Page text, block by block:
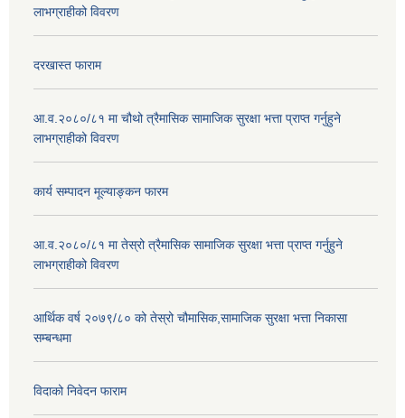
लाभग्राहीको विवरण
दरखास्त फाराम
आ.व.२०८०/८१ मा चौथो त्रैमासिक सामाजिक सुरक्षा भत्ता प्राप्त गर्नुहुने
लाभग्राहीको विवरण
कार्य सम्पादन मूल्याङ्कन फारम
आ.व.२०८०/८१ मा तेस्रो त्रैमासिक सामाजिक सुरक्षा भत्ता प्राप्त गर्नुहुने
लाभग्राहीको विवरण
आर्थिक वर्ष २०७९/८० को तेस्रो चौमासिक,सामाजिक सुरक्षा भत्ता निकासा
सम्बन्धमा
विदाको निवेदन फाराम